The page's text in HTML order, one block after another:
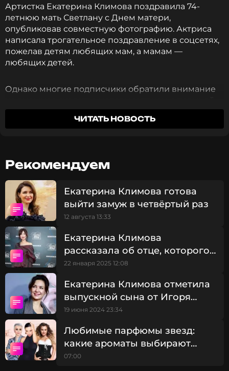
Артистка Екатерина Климова поздравила 74-
летнюю мать Светлану с Днем матери,
опубликовав совместную фотографию. Актриса
написала трогательное поздравление в соцсетях,
пожелав детям любящих мам, а мамам —
любящих детей.
Однако многие подписчики обратили внимание
Лолитой Милявской.
меня, сослепу подумал, что Лолиту обнимаете,
чуть инфаркт не словил», — написали
комментаторы, отмечая поразительное сходство.
ЧИТАТЬ НОВОСТЬ
Рекомендуем
Екатерина Климова готова
выйти замуж в четвёртый раз
12 августа 13:33
Екатерина Климова
рассказала об отце, которого
не видела много лет: «Попал
22 января 2025 12:08
Екатерина Климова отметила
выпускной сына от Игоря
Петренко: «Сама как
19 июня 2024 23:34
Любимые парфюмы звезд:
какие ароматы выбирают
российские знаменитости
07:00